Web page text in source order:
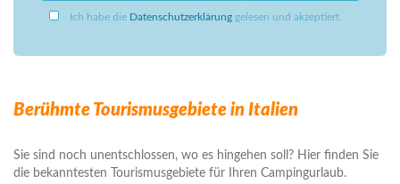
Ich habe die Datenschutzerklärung gelesen und akzeptiert.
Berühmte Tourismusgebiete in Italien
Sie sind noch unentschlossen, wo es hingehen soll? Hier finden Sie
die bekanntesten Tourismusgebiete für Ihren Campingurlaub.